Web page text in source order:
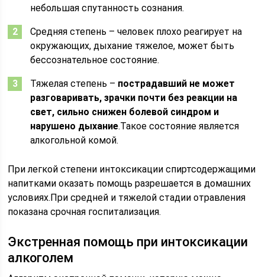
небольшая спутанность сознания.
Средняя степень – человек плохо реагирует на
окружающих, дыхание тяжелое, может быть
бессознательное состояние.
Тяжелая степень – пострадавший не может
разговаривать, зрачки почти без реакции на
свет, сильно снижен болевой синдром и
нарушено дыхание.Такое состояние является
алкогольной комой.
При легкой степени интоксикации спиртсодержащими
напитками оказать помощь разрешается в домашних
условиях.При средней и тяжелой стадии отравления
показана срочная госпитализация.
Экстренная помощь при интоксикации
алкоголем